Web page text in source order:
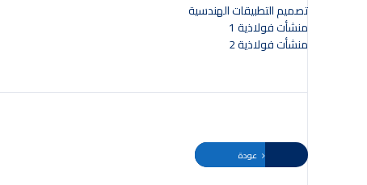
تصميم التطبيقات الهندسية
منشأت فولاذية 1
منشأت فولاذية 2